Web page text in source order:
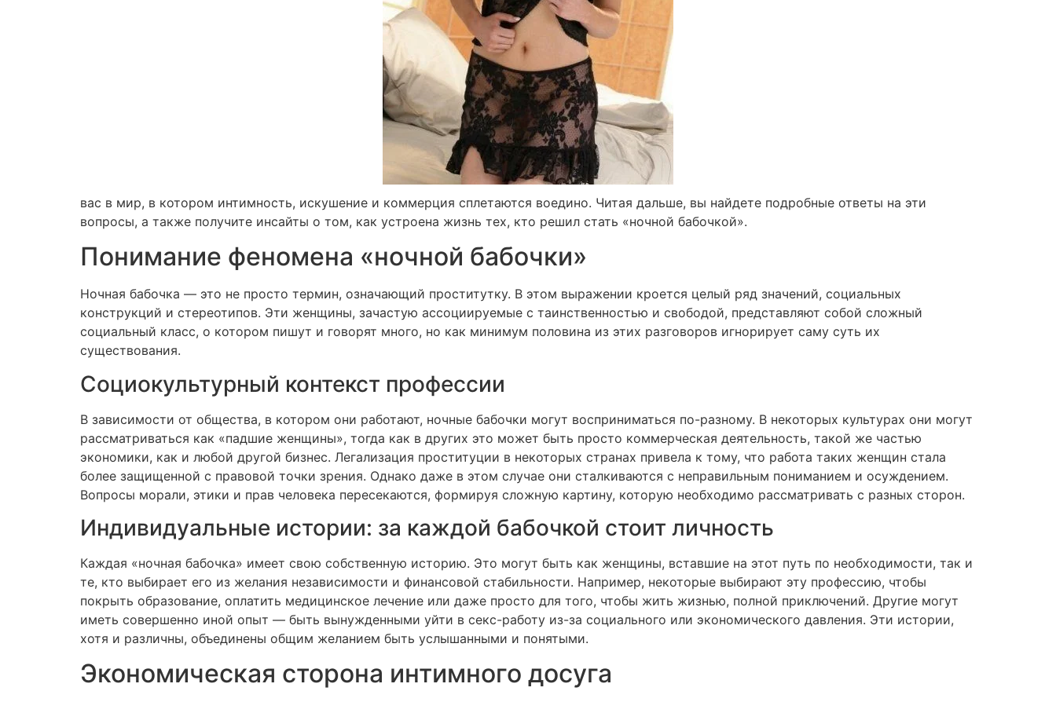
вас в мир, в котором интимность, искушение и коммерция сплетаются воедино. Читая дальше, вы найдете подробные ответы на эти
вопросы, а также получите инсайты о том, как устроена жизнь тех, кто решил стать «ночной бабочкой».
Понимание феномена «ночной бабочки»
Ночная бабочка — это не просто термин, означающий проститутку. В этом выражении кроется целый ряд значений, социальных
конструкций и стереотипов. Эти женщины, зачастую ассоциируемые с таинственностью и свободой, представляют собой сложный
социальный класс, о котором пишут и говорят много, но как минимум половина из этих разговоров игнорирует саму суть их
существования.
Социокультурный контекст профессии
В зависимости от общества, в котором они работают, ночные бабочки могут восприниматься по-разному. В некоторых культурах они могут
рассматриваться как «падшие женщины», тогда как в других это может быть просто коммерческая деятельность, такой же частью
экономики, как и любой другой бизнес. Легализация проституции в некоторых странах привела к тому, что работа таких женщин стала
более защищенной с правовой точки зрения. Однако даже в этом случае они сталкиваются с неправильным пониманием и осуждением.
Вопросы морали, этики и прав человека пересекаются, формируя сложную картину, которую необходимо рассматривать с разных сторон.
Индивидуальные истории: за каждой бабочкой стоит личность
Каждая «ночная бабочка» имеет свою собственную историю. Это могут быть как женщины, вставшие на этот путь по необходимости, так и
те, кто выбирает его из желания независимости и финансовой стабильности. Например, некоторые выбирают эту профессию, чтобы
покрыть образование, оплатить медицинское лечение или даже просто для того, чтобы жить жизнью, полной приключений. Другие могут
иметь совершенно иной опыт — быть вынужденными уйти в секс-работу из-за социального или экономического давления. Эти истории,
хотя и различны, объединены общим желанием быть услышанными и понятыми.
Экономическая сторона интимного досуга